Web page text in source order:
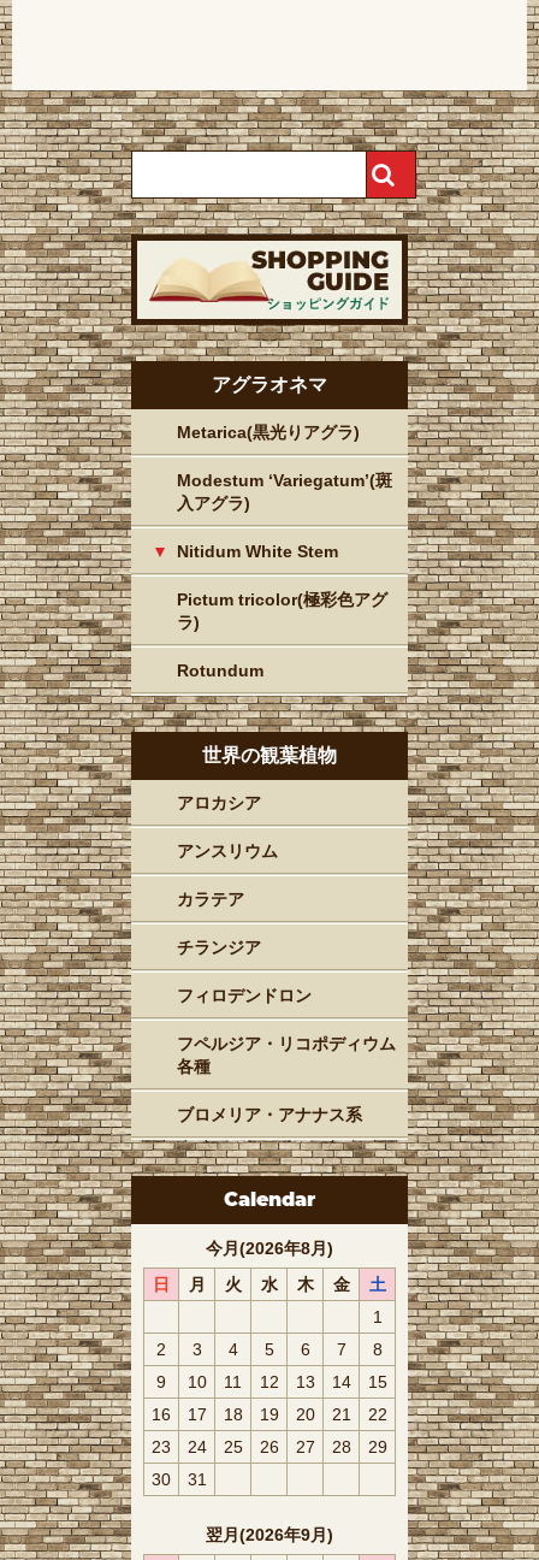
アグラオネマ
Metarica(黒光りアグラ)
Modestum ‘Variegatum’(斑
入アグラ)
Nitidum White Stem
Pictum tricolor(極彩色アグ
ラ)
Rotundum
世界の観葉植物
アロカシア
アンスリウム
カラテア
チランジア
フィロデンドロン
フペルジア・リコポディウム
各種
ブロメリア・アナナス系
Calendar
今月(2026年8月)
日
月 火 水 木 金
土
1
2
3 4 5 6 7
8
9
10 11 12 13 14
15
16
17 18 19 20 21
22
23
24 25 26 27 28
29
30
31
翌月(2026年9月)